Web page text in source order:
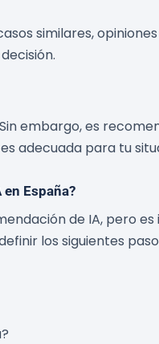
similares,
embargo, es
adecuada para tu
España?
de IA, pero
los siguientes